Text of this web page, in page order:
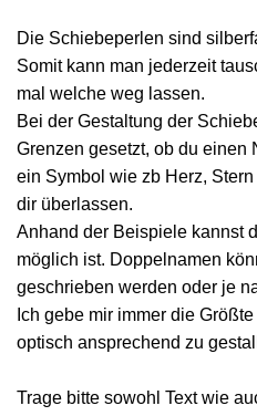
Die Schiebeperlen sind
Somit kann man jederzeit
mal welche weg lassen.
Bei der Gestaltung der
Grenzen gesetzt, ob du einen
ein Symbol wie zb Herz,
dir überlassen.
Anhand der Beispiele kannst
möglich ist. Doppelnamen
geschrieben werden oder je
Ich gebe mir immer die
optisch ansprechend zu
Trage bitte sowohl Text wie